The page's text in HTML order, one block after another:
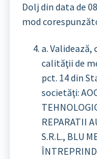
Dolj din data de
mod
a.
calităţii de
pct. 14 din
societăţi:
REPARATII
S.R.L., BLU